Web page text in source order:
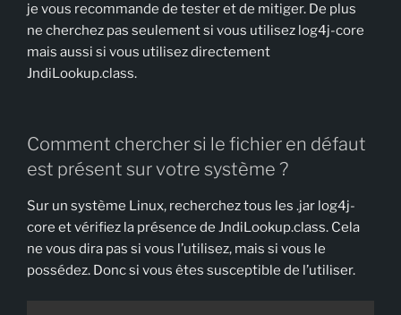
je vous recommande de tester et de mitiger. De plus
ne cherchez pas seulement si vous utilisez log4j-core
mais aussi si vous utilisez directement
JndiLookup.class.
Comment chercher si le fichier en défaut
est présent sur votre système ?
Sur un système Linux, recherchez tous les .jar log4j-
core et vérifiez la présence de JndiLookup.class. Cela
ne vous dira pas si vous l’utilisez, mais si vous le
possédez. Donc si vous êtes susceptible de l’utiliser.